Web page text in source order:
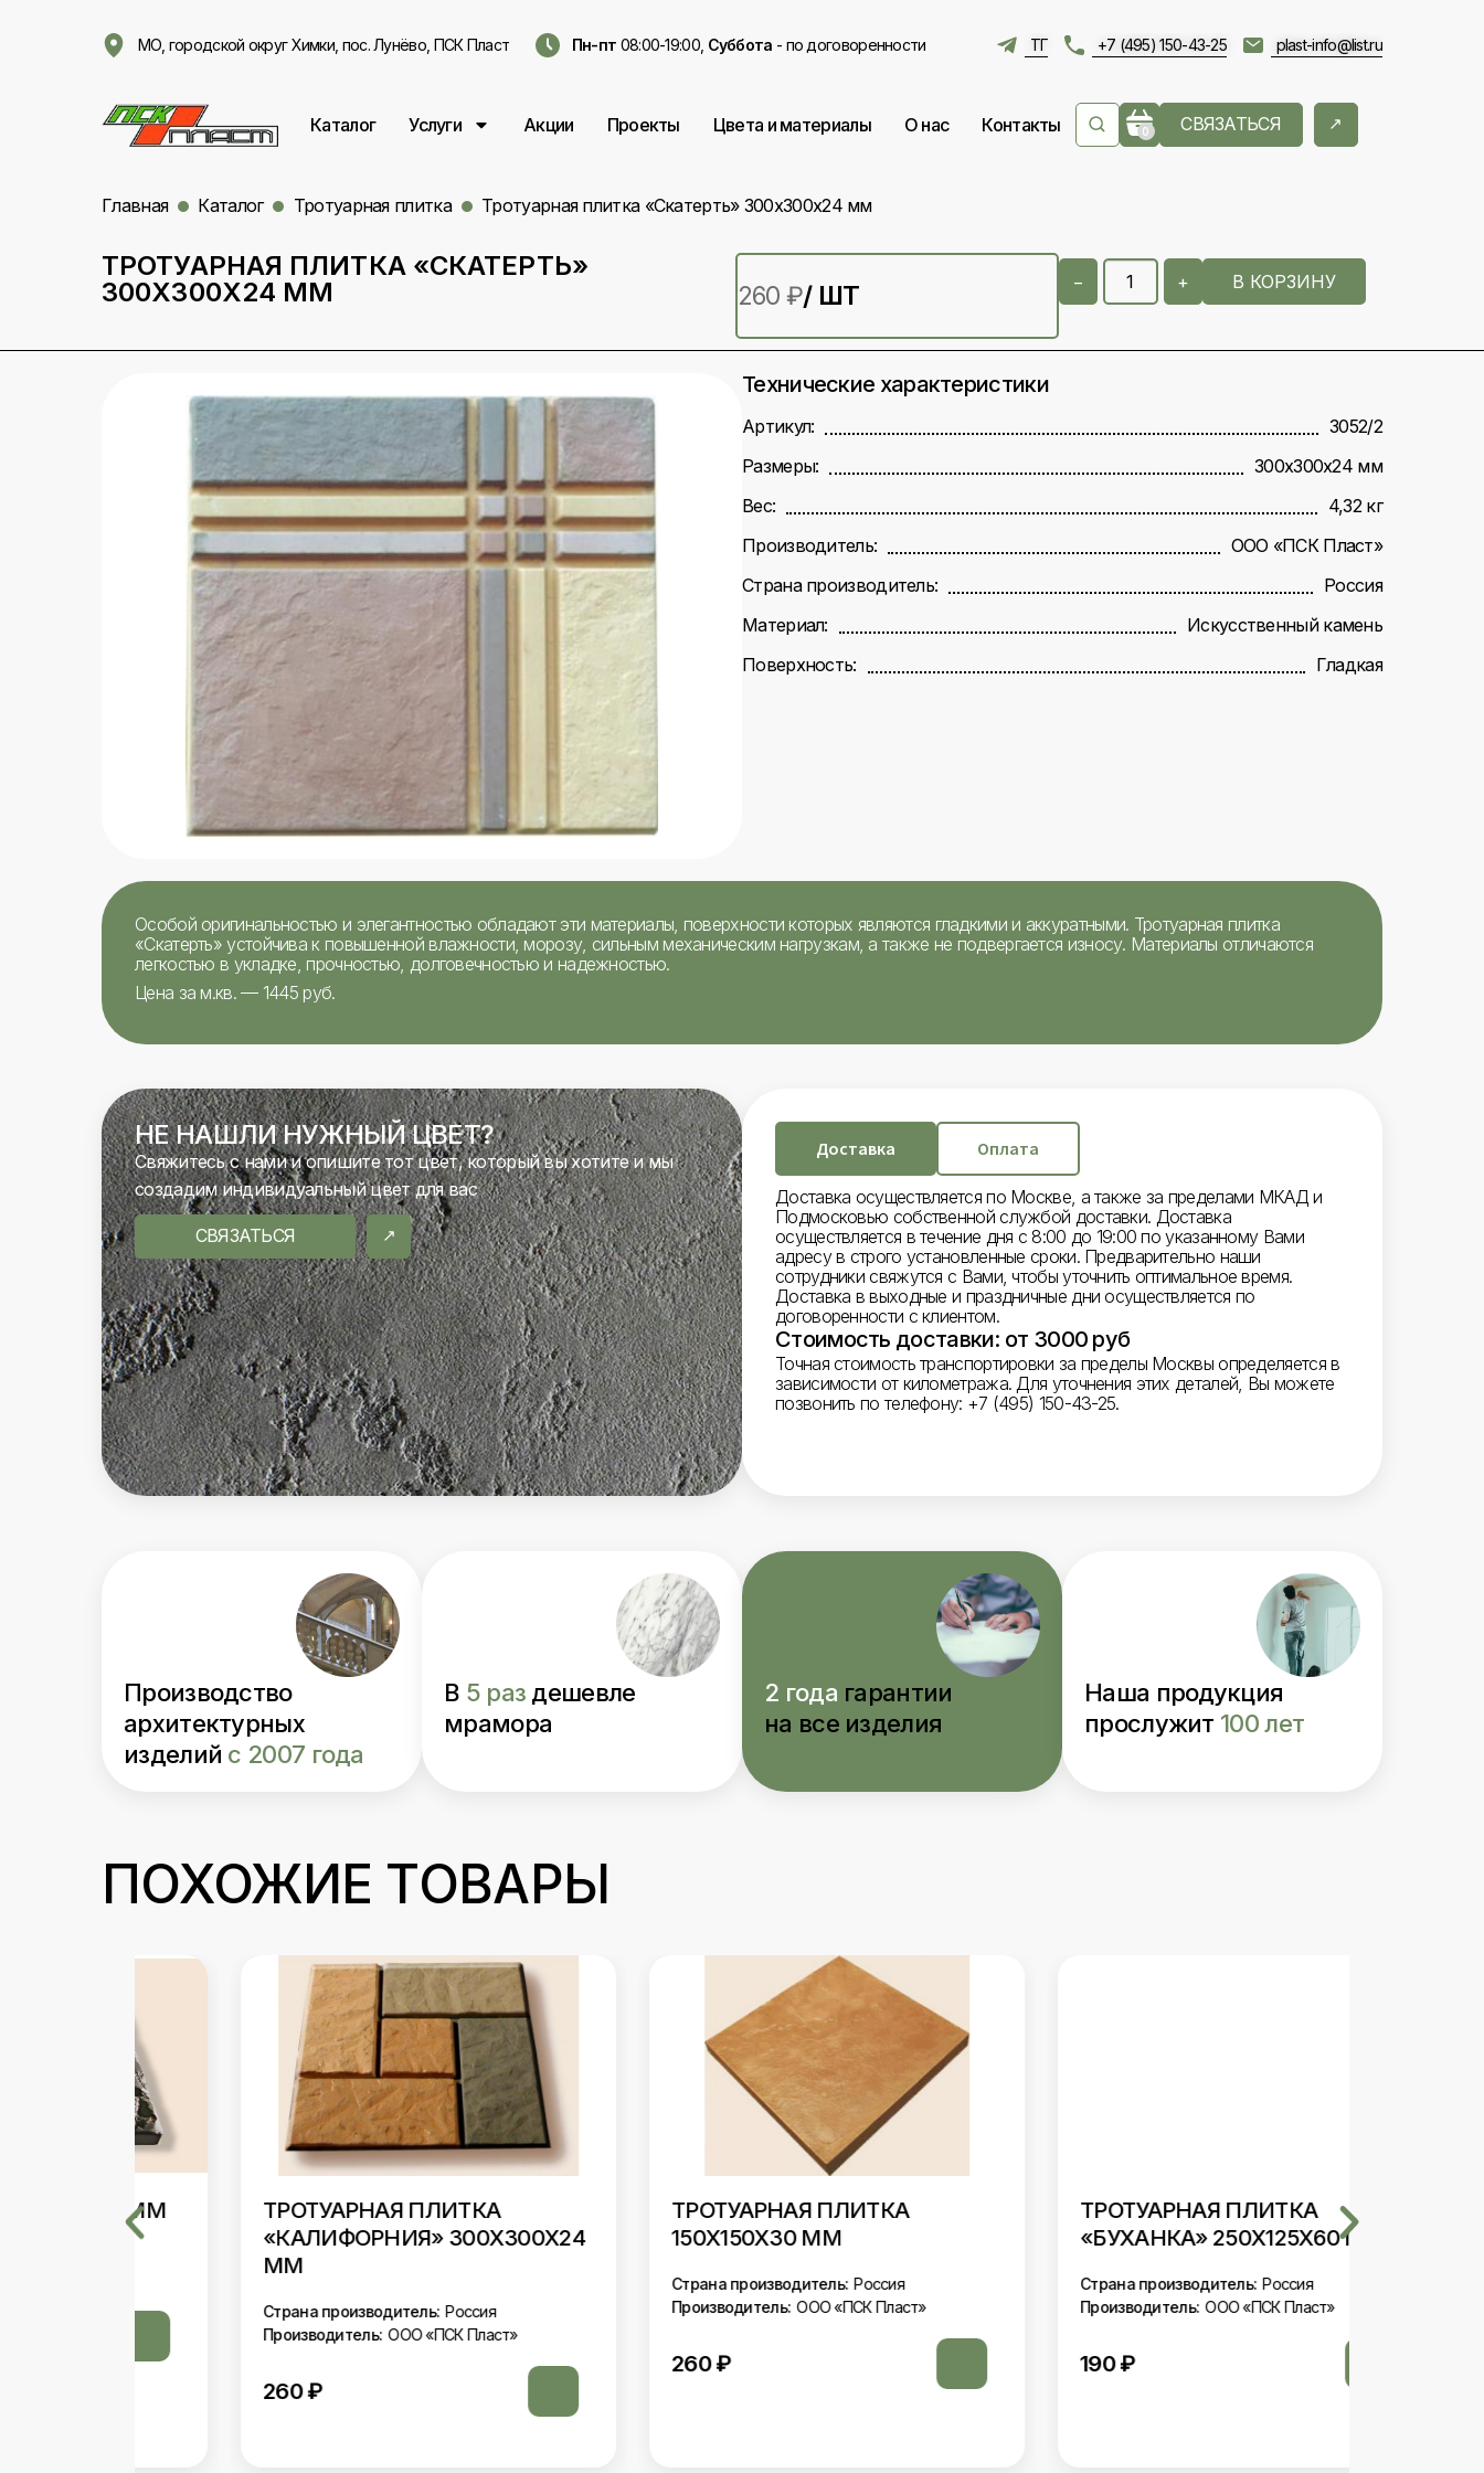
МО, городской округ Химки, пос. Лунёво, ПСК Пласт Пн-пт 08:00-19:00, Суббота - по договоренности ТГ +7 (495) 150-43-25 plast-info@list.ru
Каталог Услуги Акции Проекты Цвета и материалы О нас Контакты 0 СВЯЗАТЬСЯ
Главная Каталог Тротуарная плитка Тротуарная плитка «Скатерть» 300х300х24 мм
ТРОТУАРНАЯ ПЛИТКА «СКАТЕРТЬ»
300Х300Х24 ММ
260 ₽/ ШТ − + В КОРЗИНУ
Технические характеристики
Артикул:
3052/2
Размеры:
300х300х24 мм
Вес:
4,32 кг
Производитель:
ООО «ПСК Пласт»
Страна производитель:
Россия
Материал:
Искусственный камень
Поверхность:
Гладкая
Особой оригинальностью и элегантностью обладают эти материалы, поверхности которых являются гладкими и аккуратными. Тротуарная плитка
«Скатерть» устойчива к повышенной влажности, морозу, сильным механическим нагрузкам, а также не подвергается износу. Материалы отличаются
легкостью в укладке, прочностью, долговечностью и надежностью.
Цена за м.кв. — 1445 руб.
НЕ НАШЛИ НУЖНЫЙ ЦВЕТ?
Свяжитесь с нами и опишите тот цвет, который вы хотите и мы
создадим индивидуальный цвет для вас
СВЯЗАТЬСЯ
Доставка Оплата
Доставка осуществляется по Москве, а также за пределами МКАД и
Подмосковью собственной службой доставки. Доставка
осуществляется в течение дня с 8:00 до 19:00 по указанному Вами
адресу в строго установленные сроки. Предварительно наши
сотрудники свяжутся с Вами, чтобы уточнить оптимальное время.
Доставка в выходные и праздничные дни осуществляется по
договоренности с клиентом.
Стоимость доставки: от 3000 руб
Точная стоимость транспортировки за пределы Москвы определяется в
зависимости от километража. Для уточнения этих деталей, Вы можете
позвонить по телефону: +7 (495) 150-43-25.
Производство
архитектурных
изделий с 2007 года
В 5 раз дешевле
мрамора
2 года гарантии
на все изделия
Наша продукция
прослужит 100 лет
ПОХОЖИЕ ТОВАРЫ
ТРОТУАРНАЯ ПЛИТКА
«КАЛИФОРНИЯ» 300Х300Х24
Страна производитель: Россия
Производитель: ООО «ПСК Пласт»
ТРОТУАРНАЯ ПЛИТКА
150Х150Х30 ММ
Страна производитель: Россия
Производитель: ООО «ПСК Пласт»
260
ТРОТУАРНАЯ ПЛИТКА
«БУХАНКА» 250Х125Х60 ММ
Страна производитель: Россия
Производитель: ООО «ПСК Пласт»